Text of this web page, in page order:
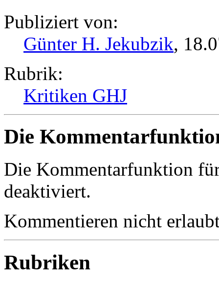
Publiziert von:
Günter H. Jekubzik,
Rubrik:
Kritiken GHJ
Die
Die Kommentarfunktion
deaktiviert.
Kommentieren nicht
Rubriken